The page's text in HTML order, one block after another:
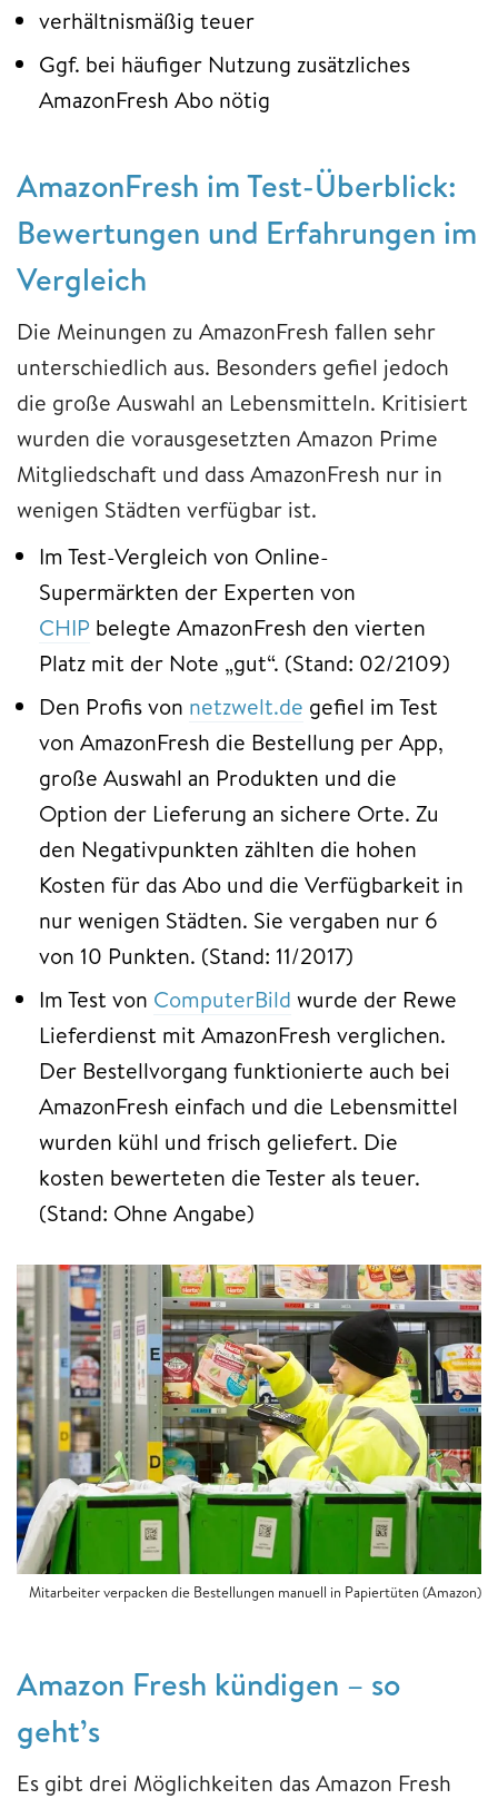
verhältnismäßig teuer
Ggf. bei häufiger Nutzung zusätzliches
AmazonFresh Abo nötig
AmazonFresh im Test-Überblick:
Bewertungen und Erfahrungen im
Vergleich
Die Meinungen zu AmazonFresh fallen sehr
unterschiedlich aus. Besonders gefiel jedoch
die große Auswahl an Lebensmitteln. Kritisiert
wurden die vorausgesetzten Amazon Prime
Mitgliedschaft und dass AmazonFresh nur in
wenigen Städten verfügbar ist.
Im Test-Vergleich von Online-
Supermärkten der Experten von
CHIP belegte AmazonFresh den vierten
Platz mit der Note „gut“. (Stand: 02/2109)
Den Profis von netzwelt.de gefiel im Test
von AmazonFresh die Bestellung per App,
große Auswahl an Produkten und die
Option der Lieferung an sichere Orte. Zu
den Negativpunkten zählten die hohen
Kosten für das Abo und die Verfügbarkeit in
nur wenigen Städten. Sie vergaben nur 6
von 10 Punkten. (Stand: 11/2017)
Im Test von ComputerBild wurde der Rewe
Lieferdienst mit AmazonFresh verglichen.
Der Bestellvorgang funktionierte auch bei
AmazonFresh einfach und die Lebensmittel
wurden kühl und frisch geliefert. Die
kosten bewerteten die Tester als teuer.
(Stand: Ohne Angabe)
Mitarbeiter verpacken die Bestellungen manuell in Papiertüten (Amazon)
Amazon Fresh kündigen – so
geht’s
Es gibt drei Möglichkeiten das Amazon Fresh